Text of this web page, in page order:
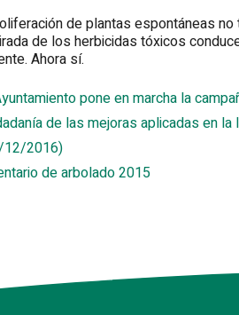
de plantas espontáneas
de los herbicidas tóxicos
Ahora sí.
pone en marcha la
de las mejoras aplicadas en
2016)
de arbolado 2015